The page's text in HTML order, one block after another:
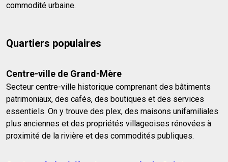
commodité urbaine.
Quartiers populaires
Centre-ville de Grand-Mère
Secteur centre-ville historique comprenant des bâtiments
patrimoniaux, des cafés, des boutiques et des services
essentiels. On y trouve des plex, des maisons unifamiliales
plus anciennes et des propriétés villageoises rénovées à
proximité de la rivière et des commodités publiques.